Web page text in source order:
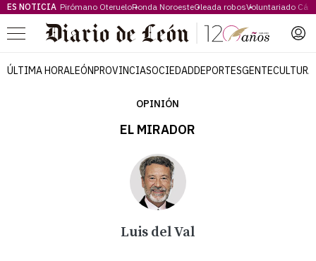
ES NOTICIA Pirómano OterueloRonda NoroesteOleada robosVoluntariado
Menú
ÚLTIMA HORALEÓNPROVINCIASOCIEDADDEPORTESGENTECULTURA
OPINIÓN
EL MIRADOR
Luis del Val